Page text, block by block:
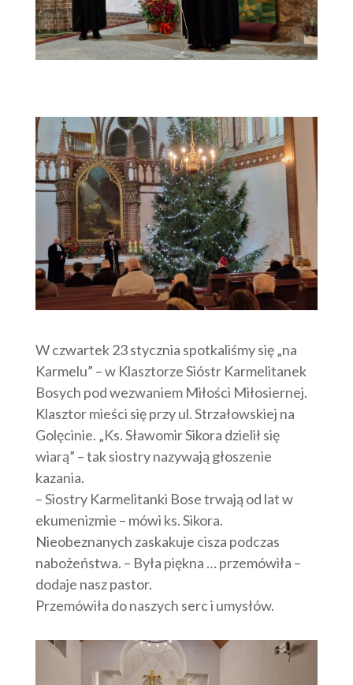
W czwartek 23 stycznia spotkaliśmy się „na
Karmelu” – w Klasztorze Sióstr Karmelitanek
Bosych pod wezwaniem Miłości Miłosiernej.
Klasztor mieści się przy ul. Strzałowskiej na
Golęcinie. „Ks. Sławomir Sikora dzielił się
wiarą” – tak siostry nazywają głoszenie
kazania.
–Siostry Karmelitanki Bose trwają od lat w
ekumenizmie – mówi ks. Sikora.
Nieobeznanych zaskakuje cisza podczas
nabożeństwa. – Była piękna … przemówiła –
dodaje nasz pastor.
Przemówiła do naszych serc i umysłów.